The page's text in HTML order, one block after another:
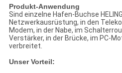
Produkt-Anwendung
Sind einzelne Hafen-Buchse
Netzwerkausrüstung, in den
Modem, in der Nabe, im
Verstärker, in der Brücke, im PC-
verbreitet.
Unser Vorteil: